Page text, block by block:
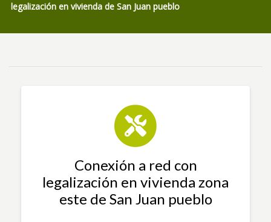
legalización en vivienda de San Juan pueblo
Conexión a red con
legalización en vivienda zona
este de San Juan pueblo